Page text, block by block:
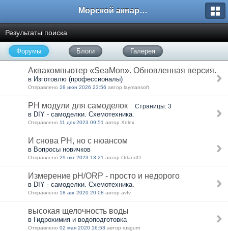
Морской аквариум. Форумы ReefCentral.ru
Результаты поиска
Форумы Блоги Галерея
Аквакомпьютер «SeaMon». Обновленная версия.
в Изготовлю (профессионалы)
Отправлено 28 июн 2026 23:56 автор laymansoft
PH модули для самоделок Страницы: 3
в DIY - самоделки. Схемотехника.
Отправлено 11 дек 2023 09:51 автор Xelex
И снова PH, но с нюансом
в Вопросы новичков
Отправлено 29 окт 2023 13:21 автор OrlandO
Измерение pH/ORP - просто и недорого
в DIY - самоделки. Схемотехника.
Отправлено 18 авг 2020 20:08 автор avfv
высокая щелочность воды
в Гидрохимия и водоподготовка
Отправлено 02 мая 2020 16:53 автор rusgum